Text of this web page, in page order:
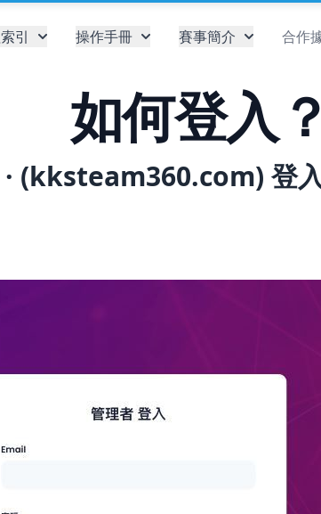
引 操作手冊 賽事簡介 合作
如何登入？
(kksteam360.com) 登